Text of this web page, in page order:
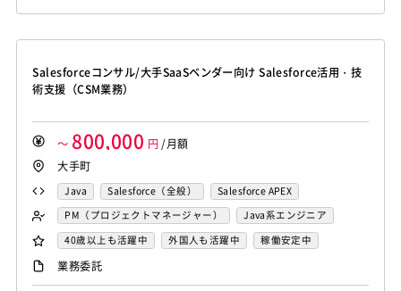
Salesforceコンサル/大手SaaSベンダー向け Salesforce活用・技
術支援（CSM業務）
～ 800,000 円 /月額
大手町
Java Salesforce（全般）
Salesforce APEX
PM（プロジェクトマネージャー）
Java系エンジニア
カスタマーサポート
ヘルプデスク
Salesforceシステムコンサル
40歳以上も活躍中 外国人も活躍中
稼働安定中
シニア・定年層歓迎
業務委託